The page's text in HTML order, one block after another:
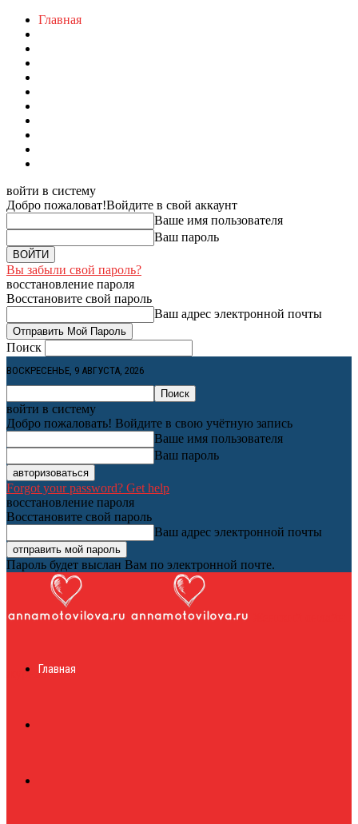
Главная
войти в систему
Добро пожаловат!Войдите в свой аккаунт
Ваше имя пользователя
Ваш пароль
Вы забыли свой пароль?
восстановление пароля
Восстановите свой пароль
Ваш адрес электронной почты
Поиск
ВОСКРЕСЕНЬЕ, 9 АВГУСТА, 2026
войти в систему
Добро пожаловать! Войдите в свою учётную запись
Ваше имя пользователя
Ваш пароль
Forgot your password? Get help
восстановление пароля
Восстановите свой пароль
Ваш адрес электронной почты
Пароль будет выслан Вам по электронной почте.
журналГлавная